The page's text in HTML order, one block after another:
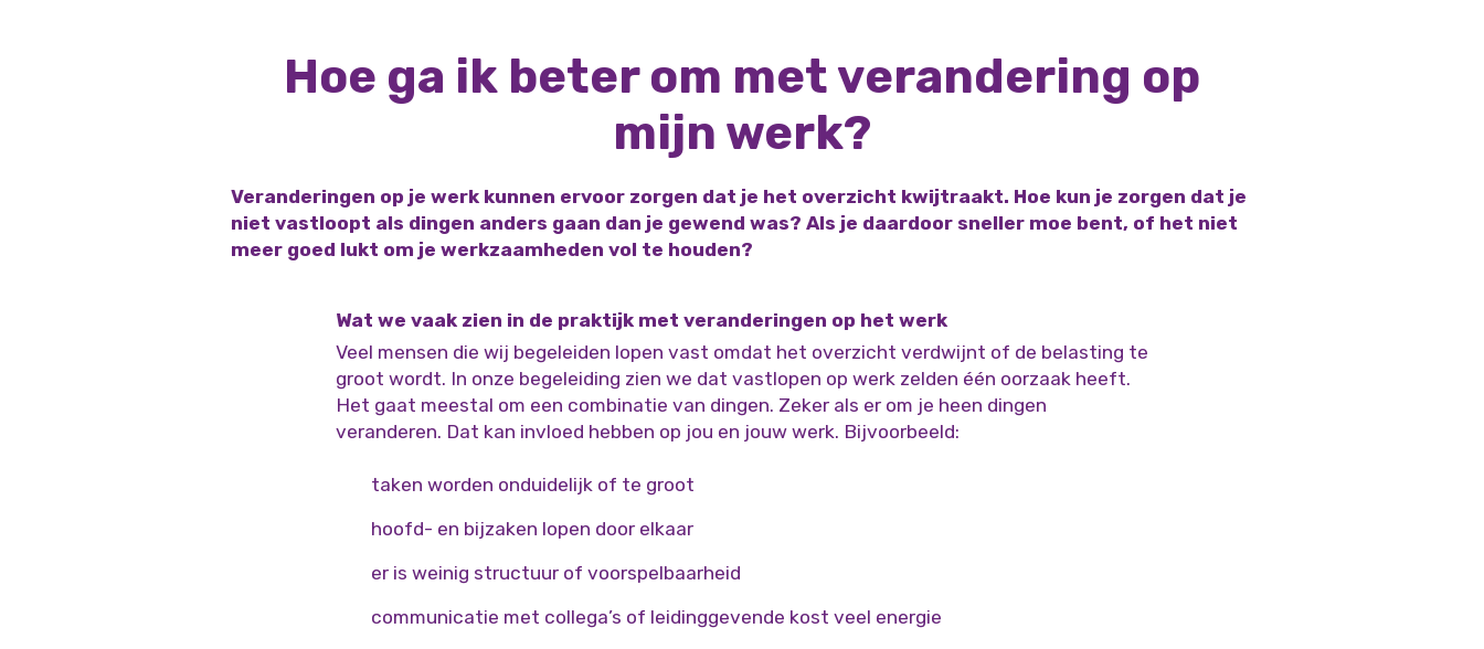
Hoe ga ik beter om met verandering op
mijn werk?
Veranderingen op je werk kunnen ervoor zorgen dat je het overzicht kwijtraakt. Hoe kun je zorgen dat je
niet vastloopt als dingen anders gaan dan je gewend was? Als je daardoor sneller moe bent, of het niet
meer goed lukt om je werkzaamheden vol te houden?
Wat we vaak zien in de praktijk met veranderingen op het werk
Veel mensen die wij begeleiden lopen vast omdat het overzicht verdwijnt of de belasting te
groot wordt. In onze begeleiding zien we dat vastlopen op werk zelden één oorzaak heeft.
Het gaat meestal om een combinatie van dingen. Zeker als er om je heen dingen
veranderen. Dat kan invloed hebben op jou en jouw werk. Bijvoorbeeld:
taken worden onduidelijk of te groot
hoofd- en bijzaken lopen door elkaar
er is weinig structuur of voorspelbaarheid
communicatie met collega’s of leidinggevende kost veel energie